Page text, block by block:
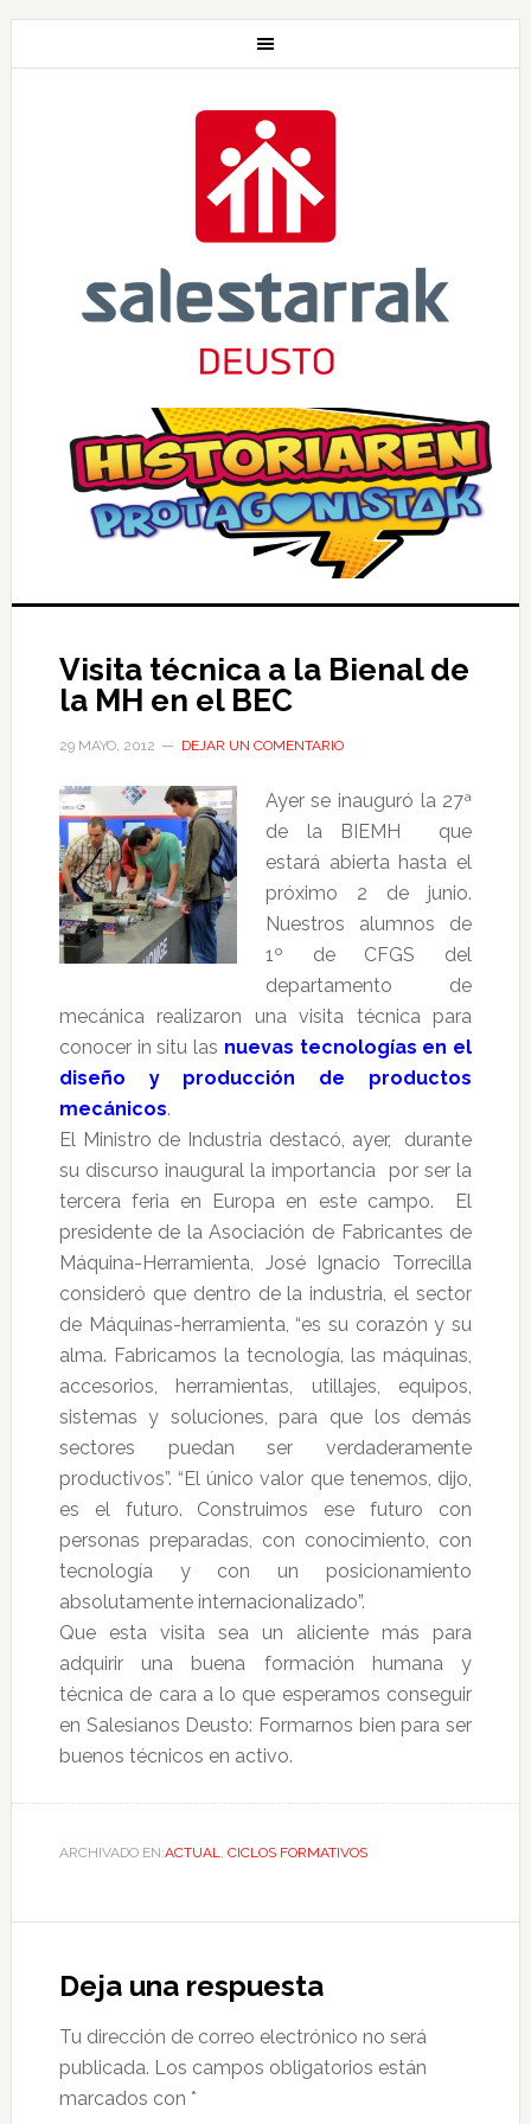
Visita técnica a la Bienal de
la MH en el BEC
29 MAYO, 2012 DEJAR UN COMENTARIO
Ayer se inauguró la 27ª
de la BIEMH que
estará abierta hasta el
próximo 2 de junio.
Nuestros alumnos de
1º de CFGS del
departamento de
mecánica realizaron una visita técnica para
conocer in situ las nuevas tecnologías en el
diseño y producción de productos
mecánicos.
El Ministro de Industria destacó, ayer, durante
su discurso inaugural la importancia por ser la
tercera feria en Europa en este campo. El
presidente de la Asociación de Fabricantes de
Máquina-Herramienta, José Ignacio Torrecilla
consideró que dentro de la industria, el sector
de Máquinas-herramienta, “es su corazón y su
alma. Fabricamos la tecnología, las máquinas,
accesorios, herramientas, utillajes, equipos,
sistemas y soluciones, para que los demás
sectores puedan ser verdaderamente
productivos”. “El único valor que tenemos, dijo,
es el futuro. Construimos ese futuro con
personas preparadas, con conocimiento, con
tecnología y con un posicionamiento
absolutamente internacionalizado”.
Que esta visita sea un aliciente más para
adquirir una buena formación humana y
técnica de cara a lo que esperamos conseguir
en Salesianos Deusto: Formarnos bien para ser
buenos técnicos en activo.
ARCHIVADO EN:ACTUAL CICLOS FORMATIVOS
Deja una respuesta
Tu dirección de correo electrónico no será
publicada. Los campos obligatorios están
marcados con *